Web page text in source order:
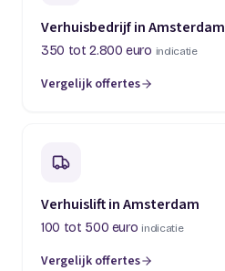
Verhuisbedrijf in Amsterdam
350 tot 2.800 euro indicatie
Vergelijk offertes
Verhuislift in Amsterdam
100 tot 500 euro indicatie
Vergelijk offertes